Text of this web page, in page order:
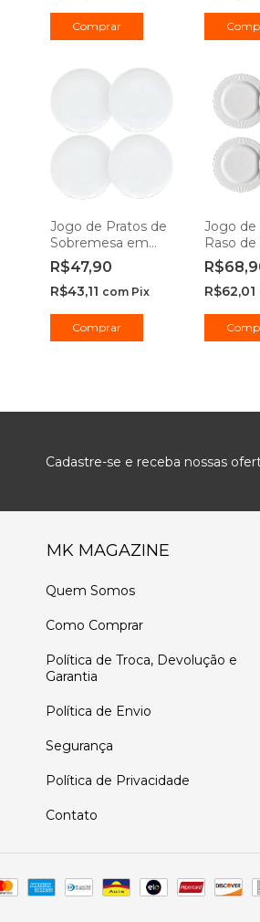
Comprar
Jogo de Pratos de
Sobremesa em
Opaline - Hauskraft
R$47,90
R$43,11 com Pix
Comprar
Jogo de
Raso
Planet
25cm -
R$62,01
Cadastre-se e receba nossas
MK MAGAZINE
Quem Somos
Como Comprar
Política de Troca, Devolução e
Garantia
Política de Envio
Segurança
Política de Privacidade
Contato